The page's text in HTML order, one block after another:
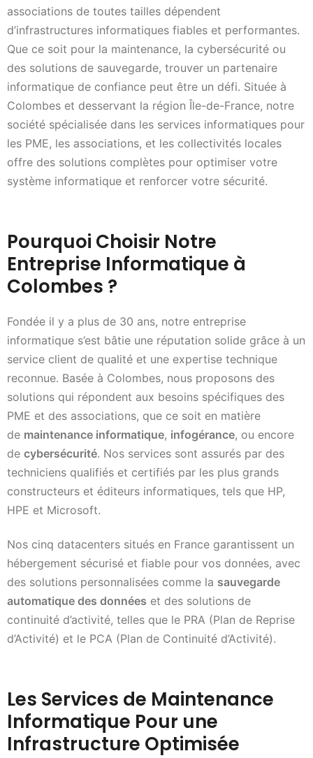
associations de toutes tailles dépendent
d’infrastructures informatiques fiables et performantes.
Que ce soit pour la maintenance, la cybersécurité ou
des solutions de sauvegarde, trouver un partenaire
informatique de confiance peut être un défi. Située à
Colombes et desservant la région Île-de-France, notre
société spécialisée dans les services informatiques pour
les PME, les associations, et les collectivités locales
offre des solutions complètes pour optimiser votre
système informatique et renforcer votre sécurité.
Pourquoi Choisir Notre
Entreprise Informatique à
Colombes ?
Fondée il y a plus de 30 ans, notre entreprise
informatique s’est bâtie une réputation solide grâce à un
service client de qualité et une expertise technique
reconnue. Basée à Colombes, nous proposons des
solutions qui répondent aux besoins spécifiques des
PME et des associations, que ce soit en matière
de maintenance informatique, infogérance, ou encore
de cybersécurité. Nos services sont assurés par des
techniciens qualifiés et certifiés par les plus grands
constructeurs et éditeurs informatiques, tels que HP,
HPE et Microsoft.
Nos cinq datacenters situés en France garantissent un
hébergement sécurisé et fiable pour vos données, avec
des solutions personnalisées comme la sauvegarde
automatique des données et des solutions de
continuité d’activité, telles que le PRA (Plan de Reprise
d’Activité) et le PCA (Plan de Continuité d’Activité).
Les Services de Maintenance
Informatique Pour une
Infrastructure Optimisée